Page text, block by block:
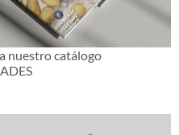
nuestro catálogo